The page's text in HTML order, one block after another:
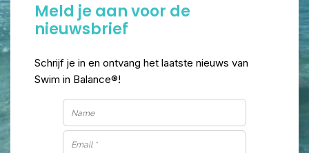
Meld je aan voor de
nieuwsbrief
Schrijf je in en ontvang het laatste nieuws van
Swim in Balance®!